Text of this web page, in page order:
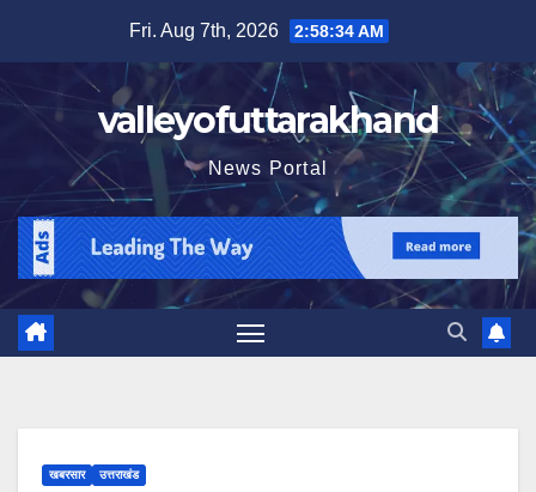
content
Fri. Aug 7th, 2026 2:58:36 AM
valleyofuttarakhand
News Portal
खबरसार उत्तराखंड